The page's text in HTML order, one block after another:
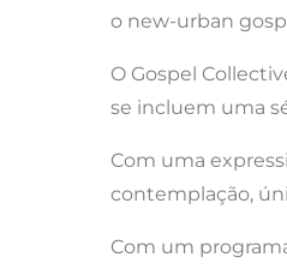
o new-urban
O Gospel
se incluem uma
Com uma
contemplação,
Com um